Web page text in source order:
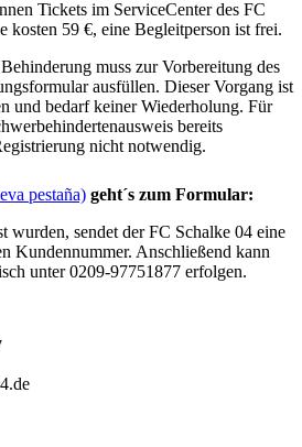
Tickets im ServiceCenter des FC
kosten 59 €, eine Begleitperson ist frei.
muss zur Vorbereitung des
ausfüllen. Dieser Vorgang ist
und bedarf keiner Wiederholung. Für
bereits
nicht notwendig.
pestaña) geht´s zum Formular:
wurden, sendet der FC Schalke 04 eine
Kundennummer. Anschließend kann
unter 0209-97751877 erfolgen.